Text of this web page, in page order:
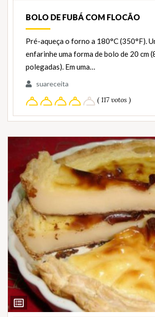
BOLO DE FUBÁ COM FLOCÃO
Pré-aqueça o forno a 180°C (350°F).
enfarinhe uma forma de bolo de 20 cm
polegadas). Em uma…
suareceita
( 117 votos )
Ver
Ingredientes